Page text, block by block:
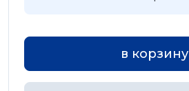
в корзину